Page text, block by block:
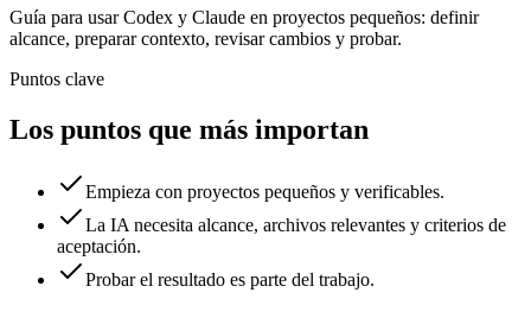
Guía para usar Codex y Claude en proyectos pequeños: definir
alcance, preparar contexto, revisar cambios y probar.
Puntos clave
Los puntos que más importan
Empieza con proyectos pequeños y verificables.
La IA necesita alcance, archivos relevantes y criterios de
aceptación.
Probar el resultado es parte del trabajo.